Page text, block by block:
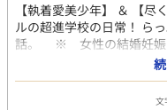
【執着愛美少年】 ＆ 【
ルの超進学校の日常！ ら
話。 ※ 女性の結婚妊娠
クションだからね。絶対
会書記・サブカルチャー
勝・親衛隊アリ・社長御文